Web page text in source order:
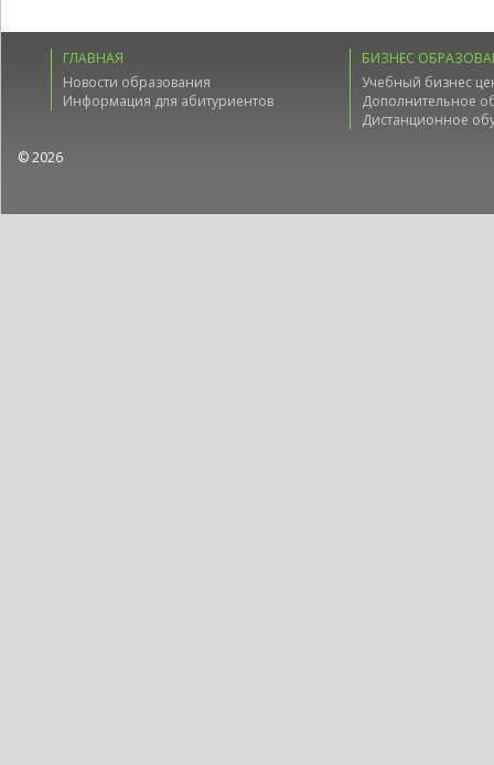
ГЛАВНАЯ
Новости образования
Информация для абитуриентов
БИЗНЕС
Учебный бизнес
Дополнительное
Дистанционное
© 2026